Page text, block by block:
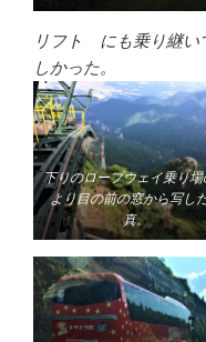
リフト にも乗り継い
しかった。
下りのロープウェイ乗り場
より目の前の窓から写し
真。